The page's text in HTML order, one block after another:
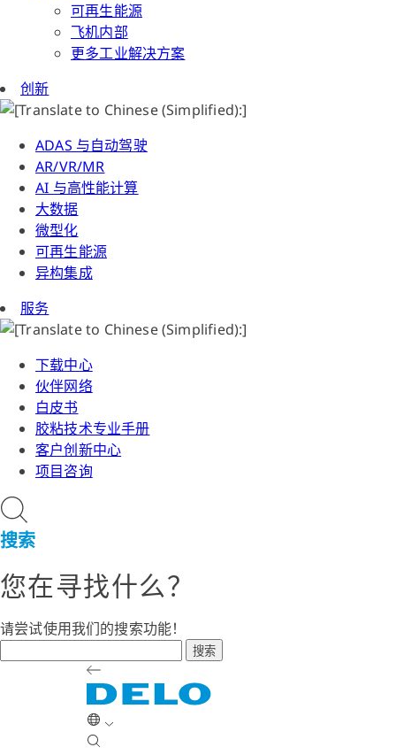
可再生能源
飞机内部
更多工业解决方案
创新
ADAS 与自动驾驶
AR/VR/MR
AI 与高性能计算
大数据
微型化
可再生能源
异构集成
服务
下载中心
伙伴网络
白皮书
胶粘技术专业手册
客户创新中心
项目咨询
搜索
您在寻找什么？
请尝试使用我们的搜索功能！
搜索